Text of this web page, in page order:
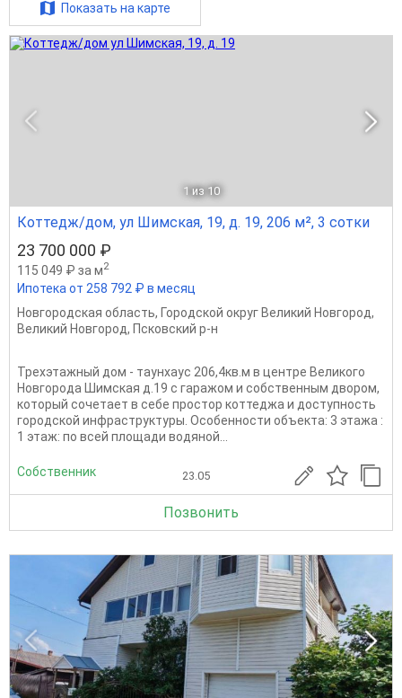
Показать на карте
1 из 10
Коттедж/дом, ул Шимская, 19, д. 19, 206 м², 3 сотки
23 700 000 ₽
115 049 ₽ за м2
Ипотека от 258 792 ₽ в месяц
Новгородская область, Городской округ Великий Новгород,
Великий Новгород, Псковский р-н
Трехэтажный дом - таунхаус 206,4кв.м в центре Великого
Новгорода Шимская д.19 с гаражом и собственным двором,
который сочетает в себе простор коттеджа и доступность
городской инфраструктуры. Особенности объекта: 3 этажа :
1 этаж: по всей площади водяной...
Собственник 23.05
Позвонить